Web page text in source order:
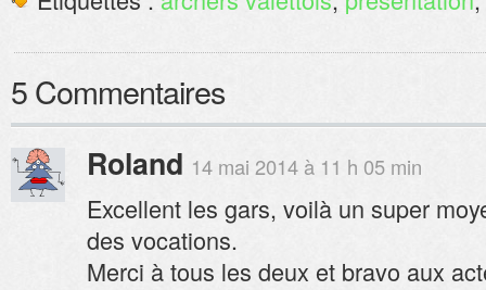
5 Commentaires
Roland 14 mai 2014 à 11 h 05 min
Excellent les gars, voilà un super
des vocations.
Merci à tous les deux et bravo aux